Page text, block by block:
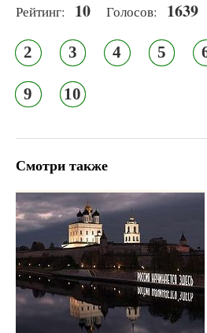
Рейтинг: 10 Голосов: 1639
2 3 4 5
9 10
Смотри также